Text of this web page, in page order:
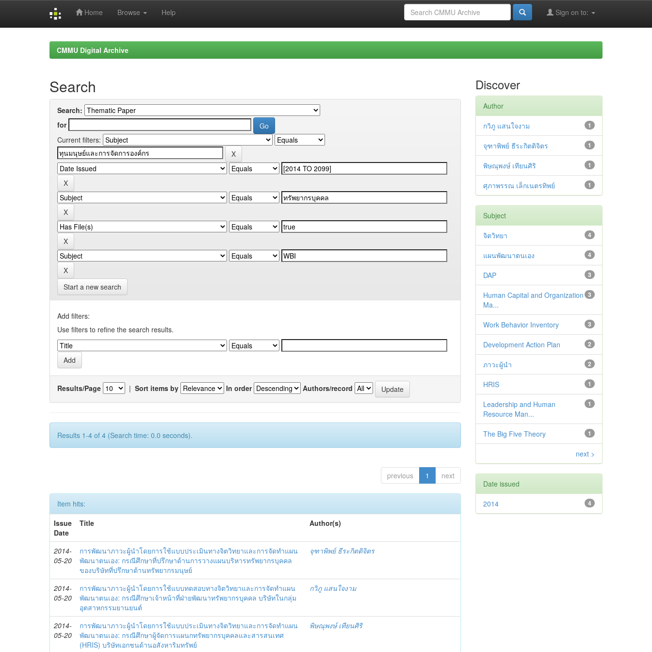
Home Browse Help Sign on to:
CMMU Digital Archive
Search
Search:
for
Current filters:
Start a new search
Add filters:
Use filters to refine the search results.
Results/Page | Sort items by In order Authors/record
Results 1-4 of 4 (Search time: 0.0 seconds).
previous 1 next
Item hits:
Issue
Date
Title Author(s)
2014-
05-20
การพัฒนาภาวะผู้นำโดยการใช้แบบประเมินทางจิตวิทยาและการจัดทำแผน
พัฒนาตนเอง: กรณีศึกษาที่ปรึกษาด้านการวางแผนบริหารทรัพยากรบุคคล
ของบริษัทที่ปรึกษาด้านทรัพยากรมนุษย์
จุฑาพิพย์ ธีระกิตติจิตร
2014-
05-20
การพัฒนาภาวะผู้นำโดยการใช้แบบทดสอบทางจิตวิทยาและการจัดทำแผน
พัฒนาตนเอง: กรณีศึกษาเจ้าหน้าที่ฝ่ายพัฒนาทรัพยากรบุคคล บริษัทในกลุ่ม
อุตสาหกรรมยานยนต์
กวิภู แสนใจงาม
2014-
05-20
การพัฒนาภาวะผู้นำโดยการใช้แบบประเมินทางจิตวิทยาและการจัดทำแผน
พัฒนาตนเอง: กรณีศึกษาผู้จัดการแผนกทรัพยากรบุคคลและสารสนเทศ
(HRIS) บริษัทเอกชนด้านอสังหาริมทรัพย์
พิษณุพงษ์ เทียนศิริ
Discover
Author
1
กวิภู แสนใจงาม
1
จุฑาพิพย์ ธีระกิตติจิตร
1
พิษณุพงษ์ เทียนศิริ
1
ศุภาพรรณ เล็กเนตรทิพย์
Subject
4
จิตวิทยา
4
แผนพัฒนาตนเอง
3
DAP
3
Human Capital and Organization
Ma...
3
Work Behavior Inventory
2
Development Action Plan
2
ภาวะผู้นำ
1
HRIS
1
Leadership and Human
Resource Man...
1
The Big Five Theory
next >
Date issued
4
2014